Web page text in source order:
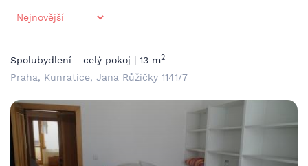
Spolubydlení - celý pokoj | 13 m2
Praha, Kunratice, Jana Růžičky 1141/7